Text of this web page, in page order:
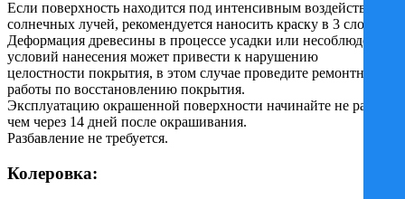
Если поверхность находится под интенсивным воздействием
солнечных лучей, рекомендуется наносить краску в 3 слоя.
Деформация древесины в процессе усадки или несоблюдение
условий нанесения может привести к нарушению
целостности покрытия, в этом случае проведите ремонтные
работы по восстановлению покрытия.
Эксплуатацию окрашенной поверхности начинайте не ранее
чем через 14 дней после окрашивания.
Разбавление не требуется.
Колеровка: